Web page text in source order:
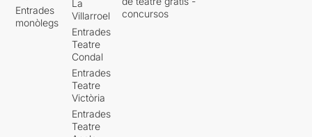
Entrades
monòlegs
La
Villarroel
Entrades
Teatre
Condal
Entrades
Teatre
Victòria
Entrades
Teatre
concursos